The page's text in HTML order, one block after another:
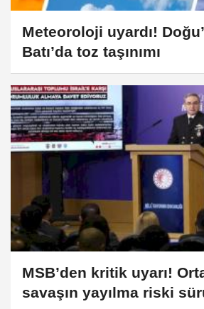
Meteoroloji uyardı!
Batı’da toz taşınımı
MSB’den kritik uyarı!
savaşın yayılma riski